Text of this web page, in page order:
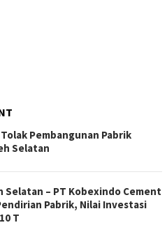
Pembangunan Pabrik
Selatan
Selatan – PT Kobexindo Cement
Pabrik, Nilai Investasi
T